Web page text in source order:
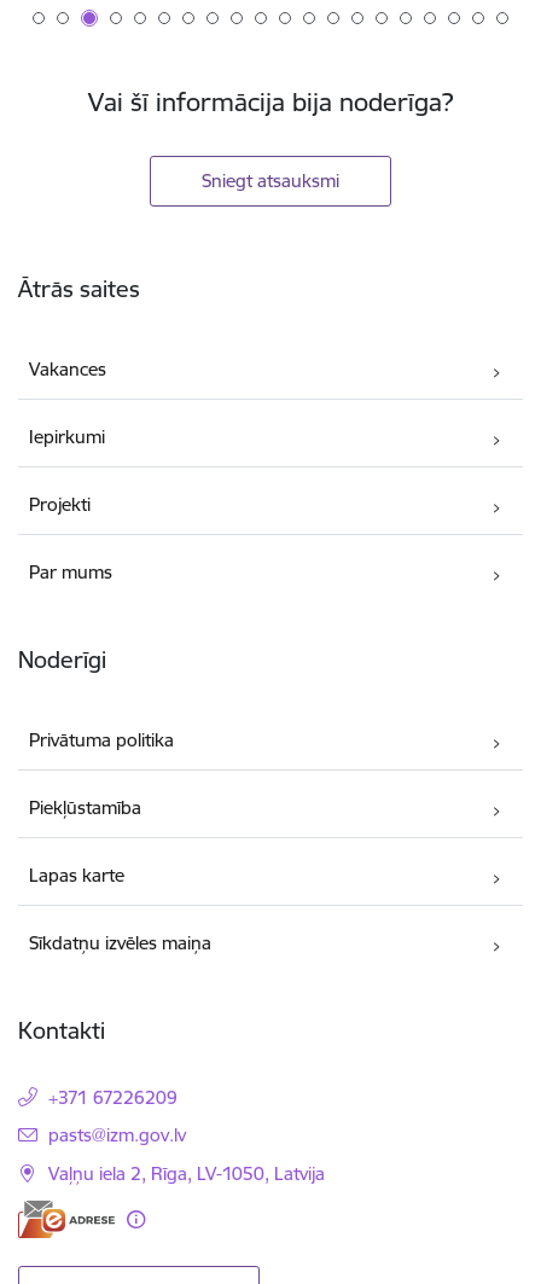
Vai šī informācija bija noderīga?
Sniegt atsauksmi
Ātrās saites
Vakances
Iepirkumi
Projekti
Par mums
Noderīgi
Privātuma politika
Piekļūstamība
Lapas karte
Sīkdatņu izvēles maiņa
Kontakti
+371 67226209
E-pasts:
pasts@izm.gov.lv
Vaļņu iela 2, Rīga, LV-1050, Latvija